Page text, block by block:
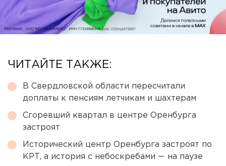
ЧИТАЙТЕ ТАКЖЕ:
В Свердловской области пересчитали
доплаты к пенсиям летчикам и шахтерам
Сгоревший квартал в центре Оренбурга
застроят
Исторический центр Оренбурга застроят по
КРТ, а история с небоскребами — на паузе